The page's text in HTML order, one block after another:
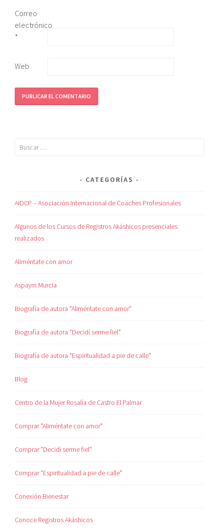
Correo
electrónico
*
Web
CATEGORÍAS
AIDCP – Asociación Internacional de Coaches Profesionales
Algunos de los Cursos de Registros Akáshicos presenciales
realizados
Aliméntate con amor
Aspaym Murcia
Biografía de autora "Aliméntate con amor"
Biografía de autora "Decidí serme fiel"
Biografía de autora "Espiritualidad a pie de calle"
Blog
Centro de la Mujer Rosalía de Castro El Palmar
Comprar "Aliméntate con amor"
Comprar "Decidí serme fiel"
Comprar "Espiritualidad a pie de calle"
Conexión Bienestar
Conoce Registros Akáshicos